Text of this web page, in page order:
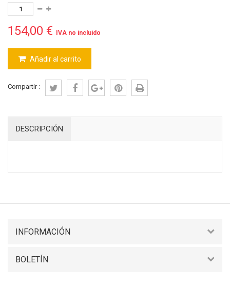
154,00 € IVA no incluido
Añadir al carrito
Compartir :
DESCRIPCIÓN
INFORMACIÓN
BOLETÍN